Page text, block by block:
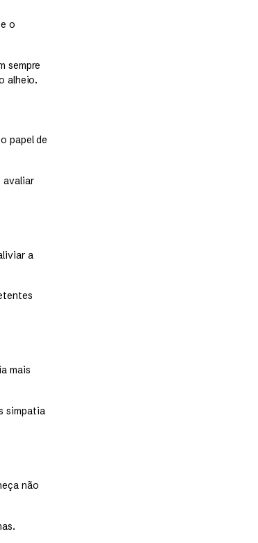
o
sempre
alheio.
papel de
avaliar
a
mais
simpatia
não